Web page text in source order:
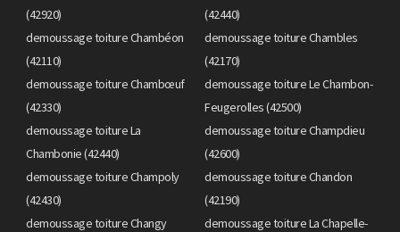
(42920)
(42440)
demoussage toiture Chambéon
(42110)
demoussage toiture Chambles
(42170)
demoussage toiture Chambœuf
(42330)
demoussage toiture Le Chambon-
Feugerolles (42500)
demoussage toiture La
Chambonie (42440)
demoussage toiture Champdieu
(42600)
demoussage toiture Champoly
(42430)
demoussage toiture Chandon
(42190)
demoussage toiture Changy
demoussage toiture La Chapelle-